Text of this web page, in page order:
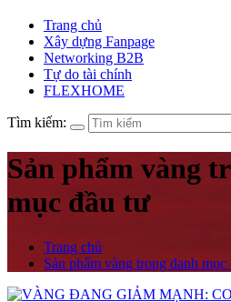
Trang chủ
Xây dựng Fanpage
Networking B2B
Tự do tài chính
FLEXHOME
Tìm kiếm:
Sản phẩm vàng
mục đầu tư
Trang chủ
Sản phẩm vàng trong danh mục